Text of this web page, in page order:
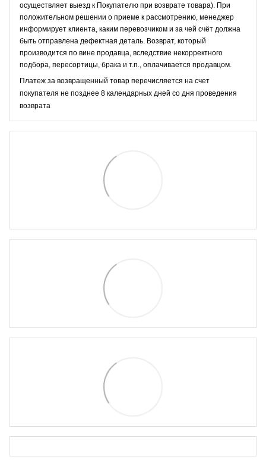
осуществляет выезд к Покупателю при возврате товара). При
положительном решении о приеме к рассмотрению, менеджер
информирует клиента, каким перевозчиком и за чей счёт должна
быть отправлена дефектная деталь. Возврат, который
производится по вине продавца, вследствие некорректного
подбора, пересортицы, брака и т.п., оплачивается продавцом.
Платеж за возвращенный товар перечисляется на счет
покупателя не позднее 8 календарных дней со дня проведения
возврата